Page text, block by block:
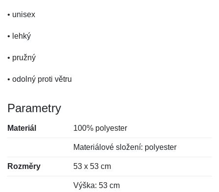
• unisex
• lehký
• pružný
• odolný proti větru
Parametry
Materiál 100% polyester
Materiálové složení: polyester
Rozměry 53 x 53 cm
Výška: 53 cm